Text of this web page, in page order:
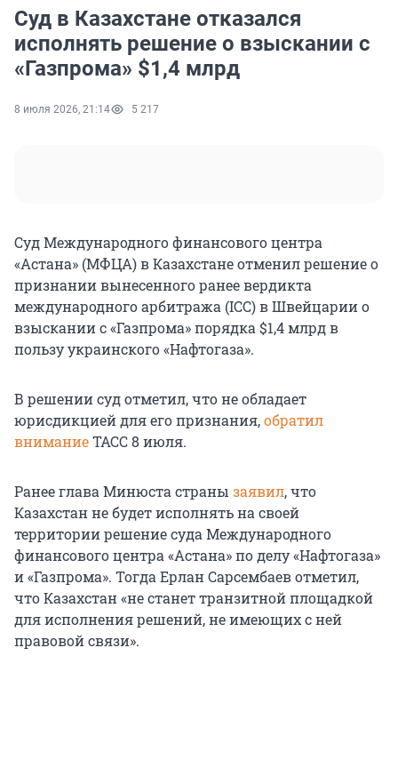
Суд в Казахстане отказался
исполнять решение о взыскании с
«Газпрома» $1,4 млрд
8 июля 2026, 21:14 5 217
Суд Международного финансового центра
«Астана» (МФЦА) в Казахстане отменил решение о
признании вынесенного ранее вердикта
международного арбитража (ICC) в Швейцарии о
взыскании с «Газпрома» порядка $1,4 млрд в
пользу украинского «Нафтогаза».
В решении суд отметил, что не обладает
юрисдикцией для его признания,обратил
вниманиеТАСС 8 июля.
Ранее глава Минюста страны заявил, что
Казахстан не будет исполнять на своей
территории решение суда Международного
финансового центра «Астана» по делу «Нафтогаза»
и «Газпрома». Тогда Ерлан Сарсембаев отметил,
что Казахстан «не станет транзитной площадкой
для исполнения решений, не имеющих с ней
правовой связи».